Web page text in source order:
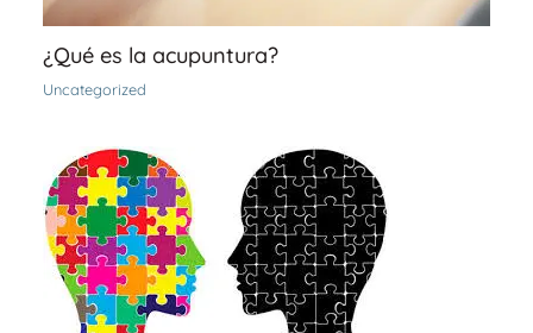
¿Qué es la acupuntura?
Uncategorized